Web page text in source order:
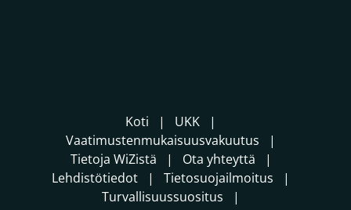
Koti
UKK
Vaatimustenmukaisuusvakuutus
Tietoja WiZistä
Ota yhteyttä
Lehdistötiedot
Tietosuojailmoitus
Turvallisuussuositus